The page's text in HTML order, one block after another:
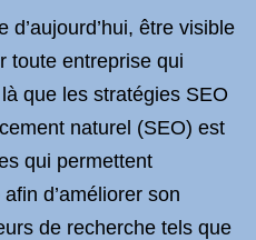
être visible
toute entreprise qui
que les stratégies SEO
naturel (SEO) est
qui permettent
d’améliorer son
de recherche tels que